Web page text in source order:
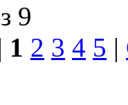
9
1 2 3 4 5 |